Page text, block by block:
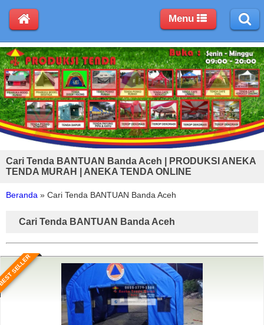
Cari Tenda BANTUAN Banda Aceh | PRODUKSI ANEKA
TENDA MURAH | ANEKA TENDA ONLINE
Beranda » Cari Tenda BANTUAN Banda Aceh
Cari Tenda BANTUAN Banda Aceh
SELLER
Menu